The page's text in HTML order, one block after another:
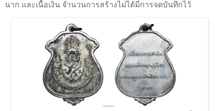
นาก และเนื้อเงิน จำนวนการสร้างไม่ได้มีการจดบันทึกไว้